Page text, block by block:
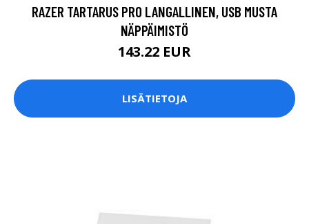
RAZER TARTARUS PRO LANGALLINEN, USB MUSTA
NÄPPÄIMISTÖ
143.22 EUR
LISÄTIETOJA